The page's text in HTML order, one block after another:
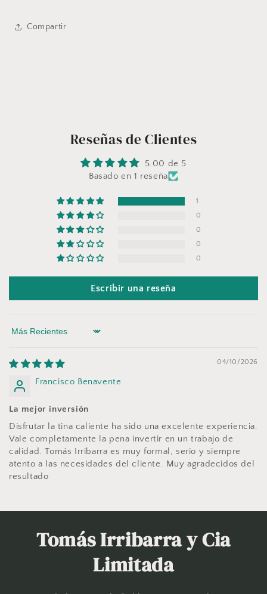
Compartir
Reseñas de Clientes
5.00 de 5
Basado en 1 reseña
1
0
0
0
0
Escribir una reseña
Sort by
04/10/2026
Francisco Benavente
La mejor inversión
Disfrutar la tina caliente ha sido una excelente experiencia.
Vale completamente la pena invertir en un trabajo de
calidad. Tomás Irribarra es muy formal, serio y siempre
atento a las necesidades del cliente. Muy agradecidos del
resultado
Tomás Irribarra y Cia
Limitada